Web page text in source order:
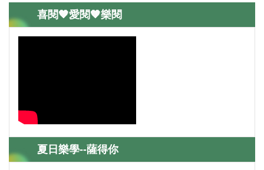
喜閱🧡愛閱🧡樂閱
夏日樂學--薩得你